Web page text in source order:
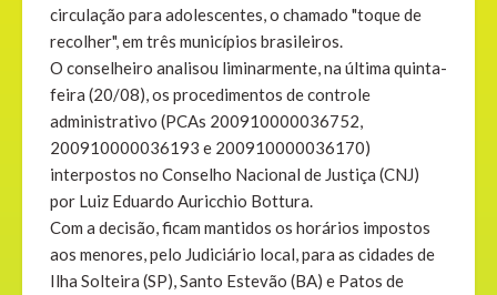
circulação para adolescentes, o chamado "toque de
recolher", em três municípios brasileiros.
O conselheiro analisou liminarmente, na última quinta-
feira (20/08), os procedimentos de controle
administrativo (PCAs 200910000036752,
200910000036193 e 200910000036170)
interpostos no Conselho Nacional de Justiça (CNJ)
por Luiz Eduardo Auricchio Bottura.
Com a decisão, ficam mantidos os horários impostos
aos menores, pelo Judiciário local, para as cidades de
Ilha Solteira (SP), Santo Estevão (BA) e Patos de